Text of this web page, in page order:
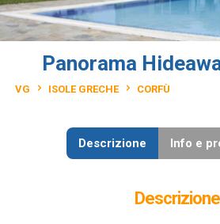
Panorama
VG ISOLE GRECHE CORFÙ
Descrizione Info e
Descrizione